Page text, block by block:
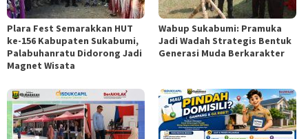
Plara Fest Semarakkan HUT
ke-156 Kabupaten Sukabumi,
Palabuhanratu Didorong Jadi
Magnet Wisata
Wabup Sukabumi: Pramuka
Jadi Wadah Strategis Bentuk
Generasi Muda Berkarakter